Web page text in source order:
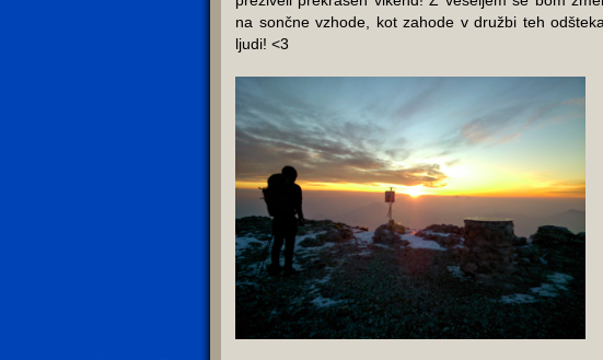
na sončne vzhode, kot zahode v družbi teh
ljudi! <3